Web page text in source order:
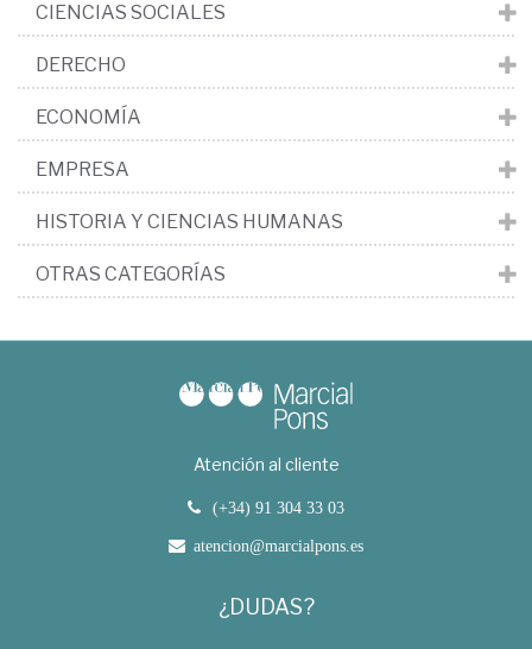
CIENCIAS SOCIALES
DERECHO
ECONOMÍA
EMPRESA
HISTORIA Y CIENCIAS HUMANAS
OTRAS CATEGORÍAS
Atención al cliente
(+34) 91 304 33 03
atencion@marcialpons.es
¿DUDAS?